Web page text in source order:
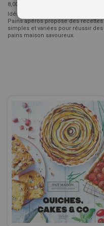
8,00 €
Idéal pour des apéros conviviaux,
Pains apéros propose des recettes
simples et variées pour réussir des
pains maison savoureux.